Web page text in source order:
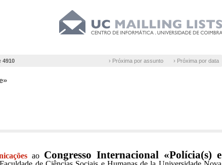
4910 › Próxima por assunto › Próxima por data
ao Congresso Internacional «Polícia(s) e